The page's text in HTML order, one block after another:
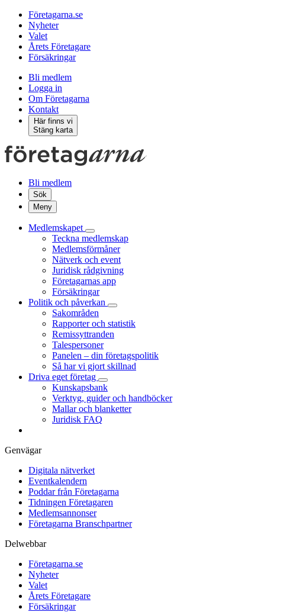
Företagarna.se
Nyheter
Valet
Årets Företagare
Försäkringar
Bli medlem
Logga in
Om Företagarna
Kontakt
Här finns vi
Stäng karta
Bli medlem
Sök
Meny
Medlemskapet
Teckna medlemskap
Medlemsförmåner
Nätverk och event
Juridisk rådgivning
Företagarnas app
Försäkringar
Politik och påverkan
Sakområden
Rapporter och statistik
Remissyttranden
Talespersoner
Panelen – din företagspolitik
Så har vi gjort skillnad
Driva eget företag
Kunskapsbank
Verktyg, guider och handböcker
Mallar och blanketter
Juridisk FAQ
Genvägar
Digitala nätverket
Eventkalendern
Poddar från Företagarna
Tidningen Företagaren
Medlemsannonser
Företagarna Branschpartner
Delwebbar
Företagarna.se
Nyheter
Valet
Årets Företagare
Försäkringar